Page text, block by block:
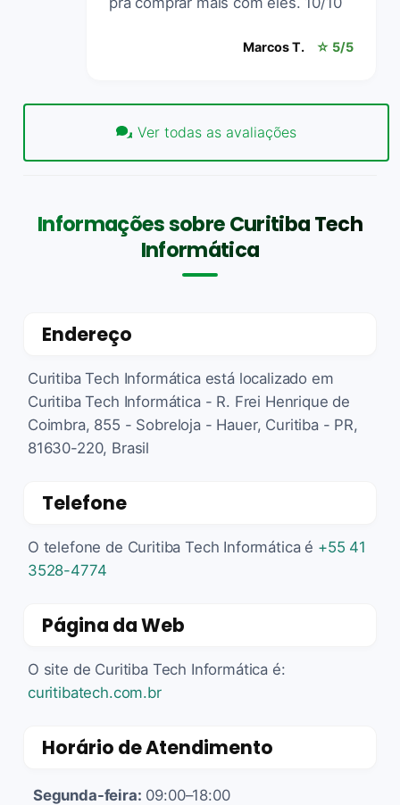
Marcos T. ☆ 5/5
Ver todas as avaliações
Informações sobre Curitiba Tech
Informática
Endereço
Curitiba Tech Informática está localizado em
Curitiba Tech Informática - R. Frei Henrique de
Coimbra, 855 - Sobreloja - Hauer, Curitiba - PR,
81630-220, Brasil
Telefone
O telefone de Curitiba Tech Informática é +55 41
3528-4774
Página da Web
O site de Curitiba Tech Informática é:
curitibatech.com.br
Horário de Atendimento
Segunda-feira: 09:00–18:00